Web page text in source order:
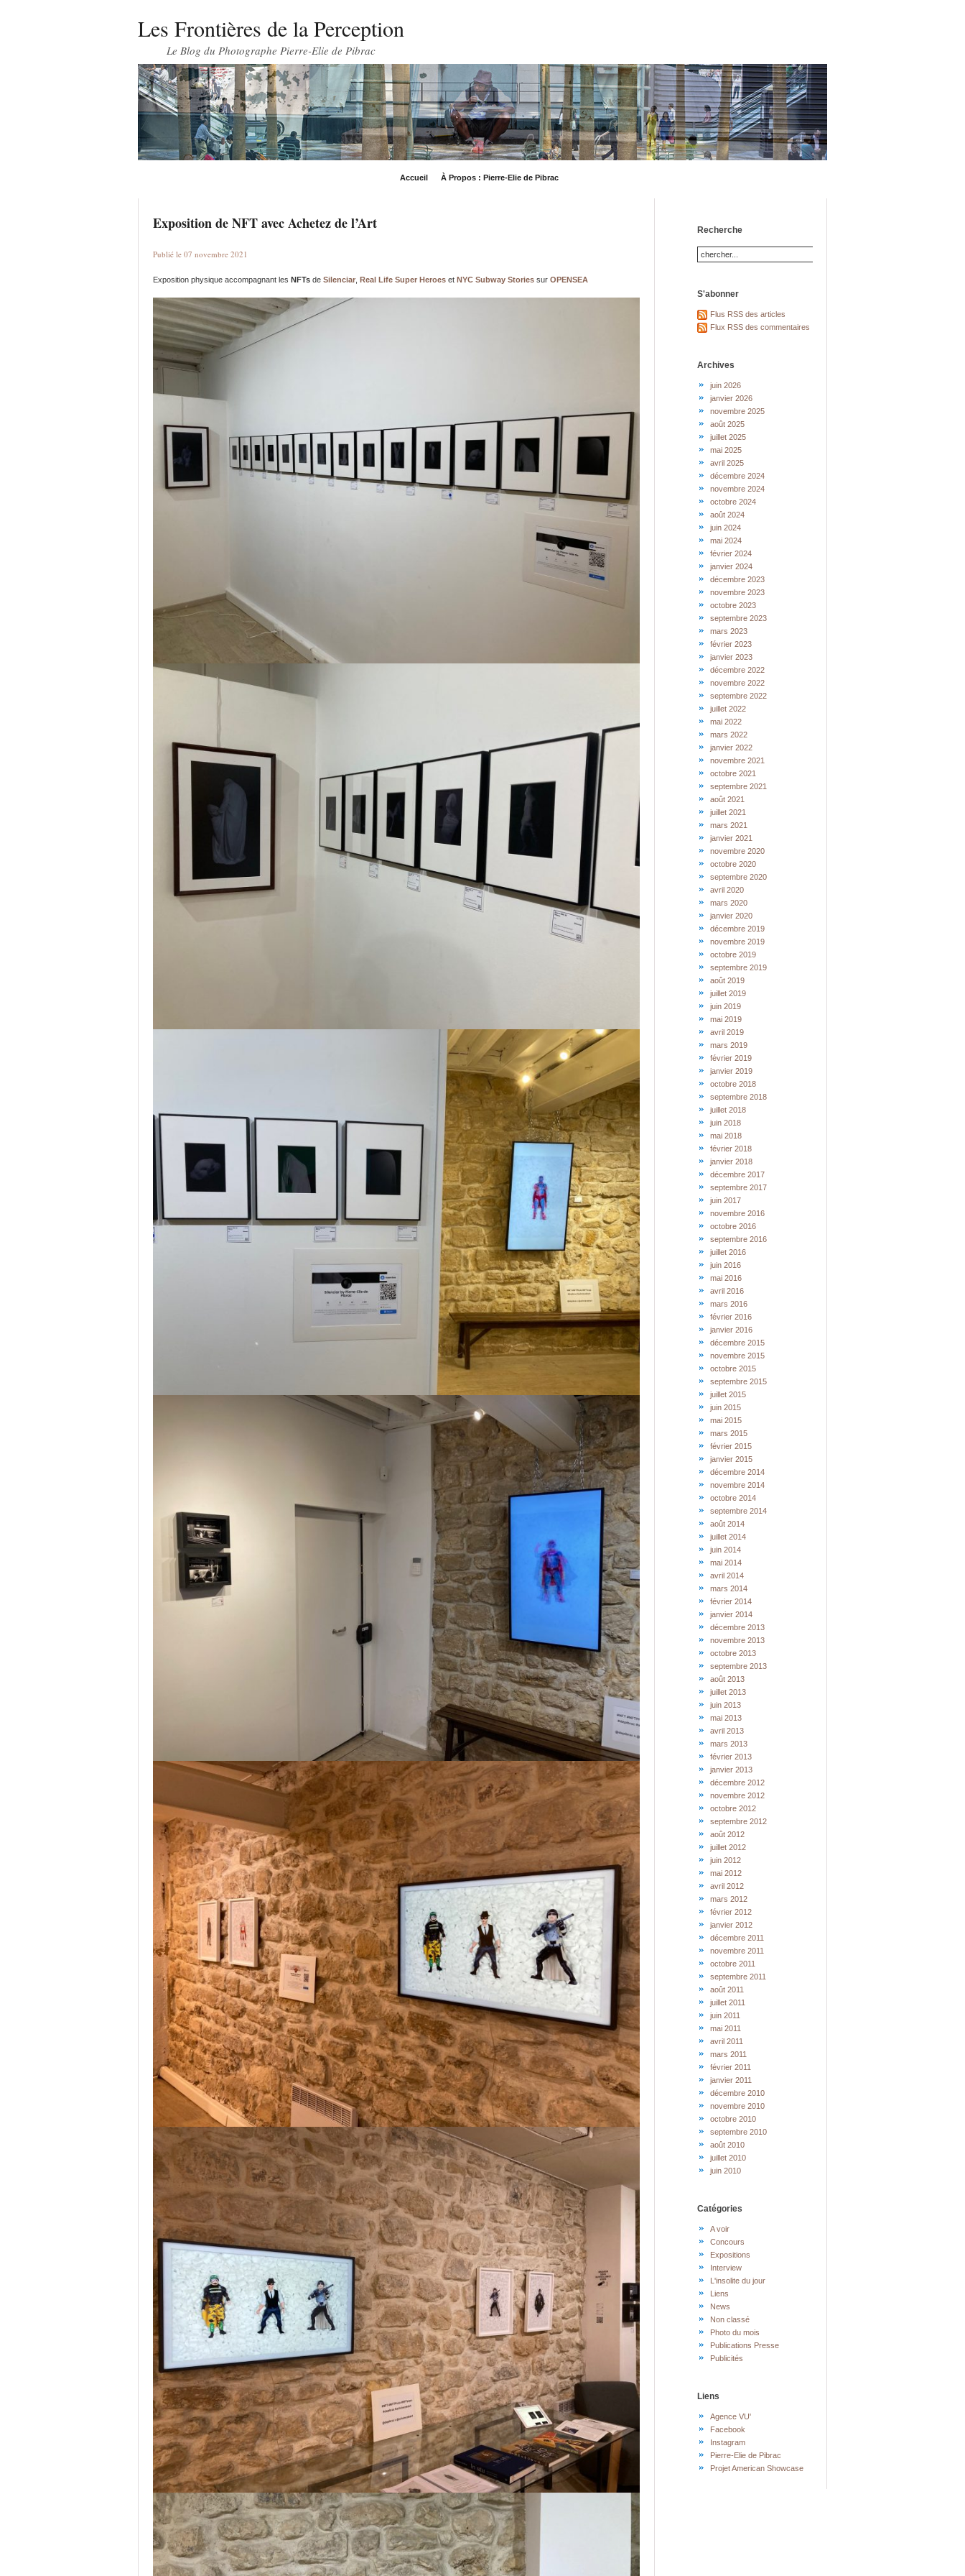
Les Frontières de la Perception
Le Blog du Photographe Pierre-Elie de Pibrac
Accueil À Propos : Pierre-Elie de Pibrac
Exposition de NFT avec Achetez de l’Art
Publié le 07 novembre 2021
Exposition physique accompagnant les NFTs de Silenciar Real Life Super Heroes et NYC Subway Stories sur OPENSEA
Recherche
S'abonner
Flus RSS des articles
Flux RSS des commentaires
Archives
juin 2026
janvier 2026
novembre 2025
août 2025
juillet 2025
mai 2025
avril 2025
décembre 2024
novembre 2024
octobre 2024
août 2024
juin 2024
mai 2024
février 2024
janvier 2024
décembre 2023
novembre 2023
octobre 2023
septembre 2023
mars 2023
février 2023
janvier 2023
décembre 2022
novembre 2022
septembre 2022
juillet 2022
mai 2022
mars 2022
janvier 2022
novembre 2021
octobre 2021
septembre 2021
août 2021
juillet 2021
mars 2021
janvier 2021
novembre 2020
octobre 2020
septembre 2020
avril 2020
mars 2020
janvier 2020
décembre 2019
novembre 2019
octobre 2019
septembre 2019
août 2019
juillet 2019
juin 2019
mai 2019
avril 2019
mars 2019
février 2019
janvier 2019
octobre 2018
septembre 2018
juillet 2018
juin 2018
mai 2018
février 2018
janvier 2018
décembre 2017
septembre 2017
juin 2017
novembre 2016
octobre 2016
septembre 2016
juillet 2016
juin 2016
mai 2016
avril 2016
mars 2016
février 2016
janvier 2016
décembre 2015
novembre 2015
octobre 2015
septembre 2015
juillet 2015
juin 2015
mai 2015
mars 2015
février 2015
janvier 2015
décembre 2014
novembre 2014
octobre 2014
septembre 2014
août 2014
juillet 2014
juin 2014
mai 2014
avril 2014
mars 2014
février 2014
janvier 2014
décembre 2013
novembre 2013
octobre 2013
septembre 2013
août 2013
juillet 2013
juin 2013
mai 2013
avril 2013
mars 2013
février 2013
janvier 2013
décembre 2012
novembre 2012
octobre 2012
septembre 2012
août 2012
juillet 2012
juin 2012
mai 2012
avril 2012
mars 2012
février 2012
janvier 2012
décembre 2011
novembre 2011
octobre 2011
septembre 2011
août 2011
juillet 2011
juin 2011
mai 2011
avril 2011
mars 2011
février 2011
janvier 2011
décembre 2010
novembre 2010
octobre 2010
septembre 2010
août 2010
juillet 2010
juin 2010
Catégories
A voir
Concours
Expositions
Interview
L'insolite du jour
Liens
News
Non classé
Photo du mois
Publications Presse
Publicités
Liens
Agence VU'
Facebook
Instagram
Pierre-Elie de Pibrac
Projet American Showcase